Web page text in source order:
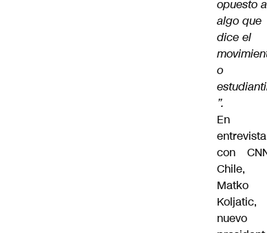
opuesto a
algo que
dice el
o
”.
En
entrevista
con
Chile,
Matko
Koljatic,
nuevo